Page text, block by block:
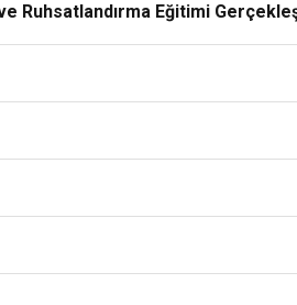
Ruhsatlandırma Eğitimi